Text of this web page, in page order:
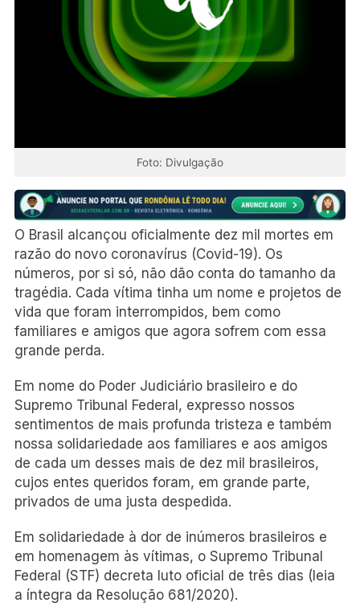
Foto: Divulgação
O Brasil alcançou oficialmente dez mil mortes em
razão do novo coronavírus (Covid-19). Os
números, por si só, não dão conta do tamanho da
tragédia. Cada vítima tinha um nome e projetos de
vida que foram interrompidos, bem como
familiares e amigos que agora sofrem com essa
grande perda.
Em nome do Poder Judiciário brasileiro e do
Supremo Tribunal Federal, expresso nossos
sentimentos de mais profunda tristeza e também
nossa solidariedade aos familiares e aos amigos
de cada um desses mais de dez mil brasileiros,
cujos entes queridos foram, em grande parte,
privados de uma justa despedida.
​Em solidariedade à dor de inúmeros brasileiros e
em homenagem às vítimas, o Supremo Tribunal
Federal (STF) decreta luto oficial de três dias (leia
a íntegra da Resolução 681/2020).